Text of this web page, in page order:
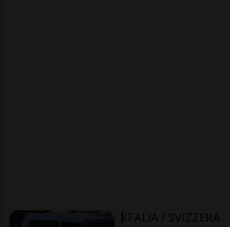
ITALIA / SVIZZERA